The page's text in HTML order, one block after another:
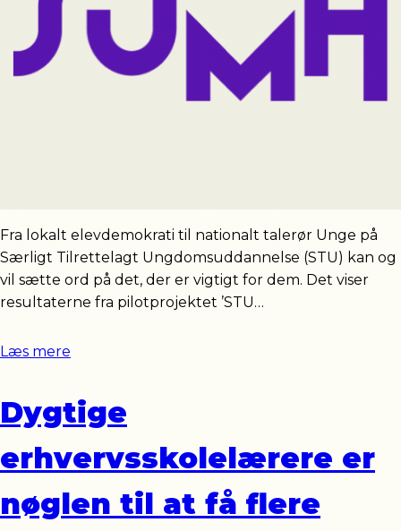
Fra lokalt elevdemokrati til nationalt talerør Unge på
Særligt Tilrettelagt Ungdomsuddannelse (STU) kan og
vil sætte ord på det, der er vigtigt for dem. Det viser
resultaterne fra pilotprojektet ’STU…
Læs mere
Dygtige
erhvervsskolelærere er
nøglen til at få flere